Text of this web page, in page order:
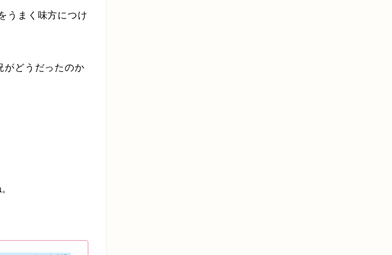
うまく味方につけ
がどうだったのか